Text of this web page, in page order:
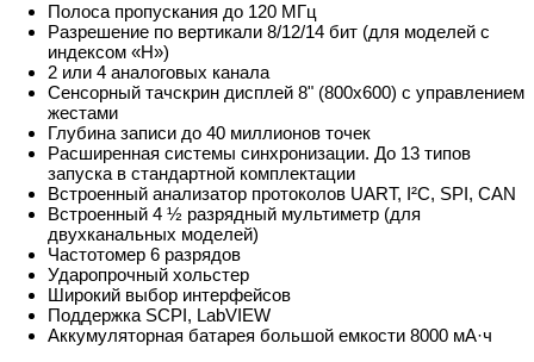
Полоса пропускания до 120 МГц
Разрешение по вертикали 8/12/14 бит (для моделей с
индексом «H»)
2 или 4 аналоговых канала
Сенсорный тачскрин дисплей 8" (800х600) с управлением
жестами
Глубина записи до 40 миллионов точек
Расширенная системы синхронизации. До 13 типов
запуска в стандартной комплектации
Встроенный анализатор протоколов UART, I²C, SPI, CAN
Встроенный 4 ½ разрядный мультиметр (для
двухканальных моделей)
Частотомер 6 разрядов
Ударопрочный хольстер
Широкий выбор интерфейсов
Поддержка SCPI, LabVIEW
Аккумуляторная батарея большой емкости 8000 мА·ч